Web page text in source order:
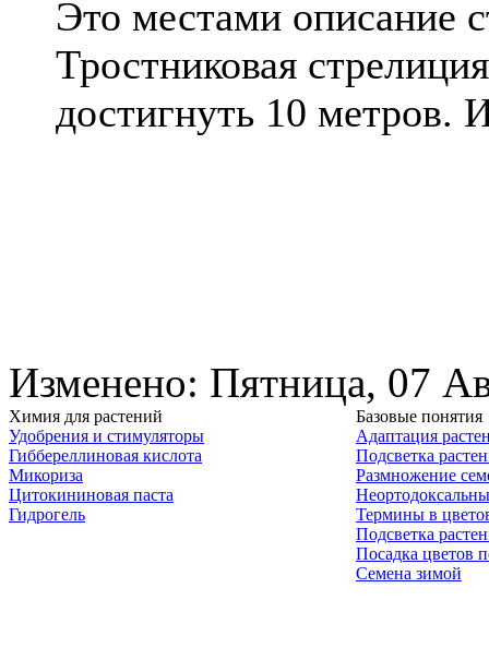
Это местами описание
Тростниковая
достигнуть 10 метров.
Изменено: Пятница, 07
Химия для растений
Удобрения и стимуляторы
Гиббереллиновая кислота
Микориза
Цитокининовая паста
Гидрогель
Базовые понятия
Адаптация
Подсветка
Размножение
Термины в
Подсветка
Посадка цветов
Семена зимой